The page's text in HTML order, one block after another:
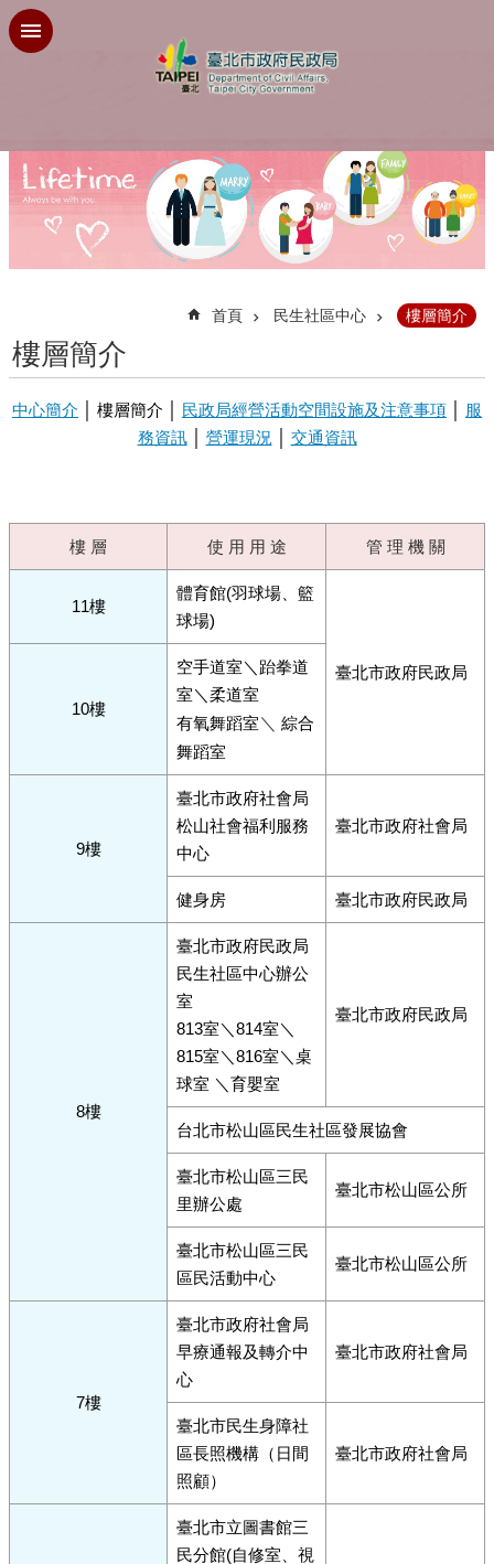
跳到主要內容區塊
首頁 民生社區中心 樓層簡介
樓層簡介
中心簡介 │ 樓層簡介 │ 民政局經營活動空間設施及注意事項
服
務資訊│ 營運現況 交通資訊
樓 層 使 用 用 途 管 理 機 關
11樓
體育館(羽球場、籃
球場)
臺北市政府民政局
10樓
空手道室＼跆拳道
室＼柔道室
有氧舞蹈室＼ 綜合
舞蹈室
9樓
臺北市政府社會局
松山社會福利服務
中心
臺北市政府社會局
健身房 臺北市政府民政局
8樓
臺北市政府民政局
民生社區中心辦公
室
813室＼814室＼
815室＼816室＼桌
球室 ＼育嬰室
臺北市政府民政局
台北市松山區民生社區發展協會
臺北市松山區三民
里辦公處
臺北市松山區公所
臺北市松山區三民
區民活動中心
臺北市松山區公所
7樓
臺北市政府社會局
早療通報及轉介中
心
臺北市政府社會局
臺北市民生身障社
區長照機構（日間
照顧）
臺北市政府社會局
臺北市立圖書館三
民分館(自修室、視